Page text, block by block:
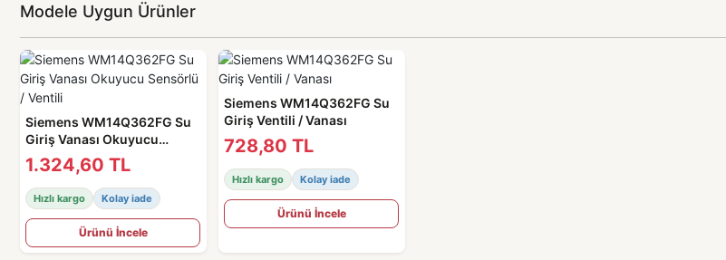
Modele Uygun Ürünler
Siemens WM14Q362FG Su
Giriş Vanası Okuyucu
Sensörlü / Ventili
1.324,60 TL
Hızlı kargo Kolay iade
Ürünü İncele
Siemens WM14Q362FG Su
Giriş Ventili / Vanası
728,80 TL
Hızlı kargo Kolay iade
Ürünü İncele